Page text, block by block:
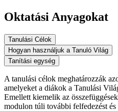
Oktatási Anyagokat
Tanulási Célok
Hogyan használjuk a Tanuló Világ
Tanítási egység
A tanulási célok meghatározzák
amelyeket a diákok a Tanulási
Emellett kiemelik az
modulon túli további felfedezést és